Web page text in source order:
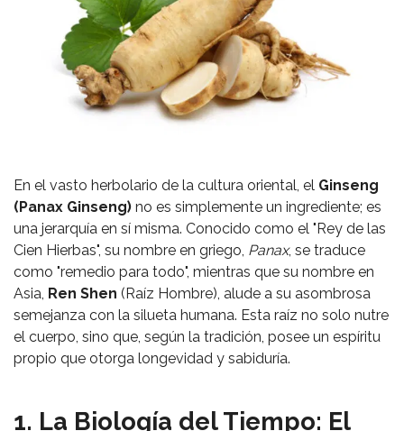
En el vasto herbolario de la cultura oriental, el Ginseng
(Panax Ginseng) no es simplemente un ingrediente; es
una jerarquía en sí misma. Conocido como el "Rey de las
Cien Hierbas", su nombre en griego, Panax, se traduce
como "remedio para todo", mientras que su nombre en
Asia, Ren Shen (Raíz Hombre), alude a su asombrosa
semejanza con la silueta humana. Esta raíz no solo nutre
el cuerpo, sino que, según la tradición, posee un espíritu
propio que otorga longevidad y sabiduría.
1. La Biología del Tiempo: El